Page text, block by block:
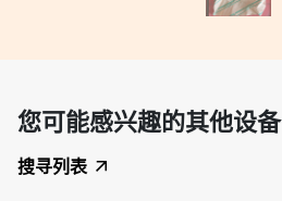
您可能感兴趣的其他设备
搜寻列表